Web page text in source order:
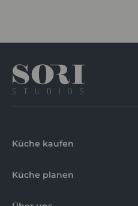
Küche kaufen
Küche planen